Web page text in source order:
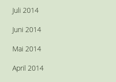
Juli 2014
Juni 2014
Mai 2014
April 2014